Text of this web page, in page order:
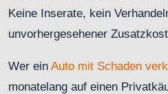
Keine Inserate, kein
unvorhergesehener
Wer ein Auto mit Schaden
monatelang auf einen